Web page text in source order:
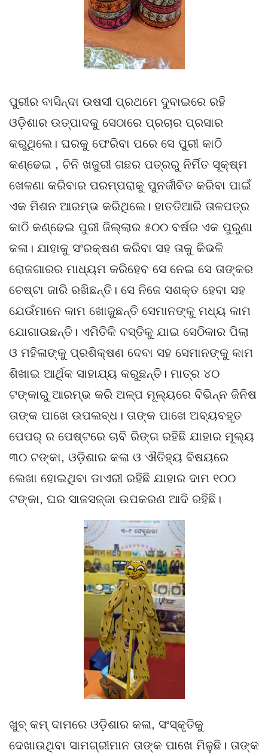
ପୁରୀର ବାସିନ୍ଦା ଉଷସୀ ପ୍ରଥମେ ଦୁବାଇରେ ରହି
ଓଡ଼ିଶାର ଉତ୍ପାଦକୁ ସେଠାରେ ପ୍ରଚାର ପ୍ରସାର
କରୁଥିଲେ। ଘରକୁ ଫେରିବା ପରେ ସେ ପୁରୀ କାଠି
କଣ୍ଢେଇ , ଚିନି ଖଜୁରୀ ଗଛର ପତ୍ରରୁ ନିର୍ମିତ ସୂକ୍ଷ୍ମ
ଖେଳଣା କରିବାର ପରମ୍ପରାକୁ ପୁନର୍ଜୀବିତ କରିବା ପାଇଁ
ଏକ ମିଶନ ଆରମ୍ଭ କରିଥିଲେ। ହାତତିଆରି ତାଳପତ୍ର
କାଠି କଣ୍ଢେଇ ପୁରୀ ଜିଲ୍ଲାର ୫୦୦ ବର୍ଷର ଏକ ପୁରୁଣା
କଳା। ଯାହାକୁ ସଂରକ୍ଷଣ କରିବା ସହ ତାକୁ କିଭଳି
ରୋଜଗାରର ମାଧ୍ୟମ କରିହେବ ସେ ନେଇ ସେ ତାଙ୍କର
ଚେଷ୍ଟା ଜାରି ରଖିଛନ୍ତି। ସେ ନିଜେ ସଶକ୍ତ ହେବା ସହ
ଯେଉଁମାନେ କାମ ଖୋଜୁଛନ୍ତି ସେମାନଙ୍କୁ ମଧ୍ୟ କାମ
ଯୋଗାଉଛନ୍ତି। ଏମିତିକି ବସ୍ତିକୁ ଯାଇ ସେଠିକାର ପିଲା
ଓ ମହିଳାଙ୍କୁ ପ୍ରଶିକ୍ଷଣ ଦେବା ସହ ସେମାନଙ୍କୁ କାମ
ଶିଖାଇ ଆର୍ଥିକ ସାହାଯ୍ୟ କରୁଛନ୍ତି। ମାତ୍ର ୪୦
ଟଙ୍କାରୁ ଆରମ୍ଭ କରି ଅଳ୍ପ ମୂଲ୍ୟରେ ବିଭିନ୍ନ ଜିନିଷ
ତାଙ୍କ ପାଖେ ଉପଲବ୍ଧ। ତାଙ୍କ ପାଖେ ଅବ୍ୟବହୃତ
ପେପର୍ ର ପେଷ୍ଟରେ ଚାବି ରିଙ୍ଗ ରହିଛି ଯାହାର ମୂଲ୍ୟ
୩୦ ଟଙ୍କା, ଓଡ଼ିଶାର କଳା ଓ ଐତିହ୍ୟ ବିଷୟରେ
ଲେଖା ହୋଇଥିବା ଡାଏରୀ ରହିଛି ଯାହାର ଦାମ ୧୦୦
ଟଙ୍କା, ଘର ସାଜସଜ୍ଜା ଉପକରଣ ଆଦି ରହିଛି।
ଖୁବ୍ କମ୍ ଦାମରେ ଓଡ଼ିଶାର କଳା, ସଂସ୍କୃତିକୁ
ଦେଖାଉଥିବା ସାମଗ୍ରୀମାନ ତାଙ୍କ ପାଖେ ମିଳୁଛି। ତାଙ୍କ